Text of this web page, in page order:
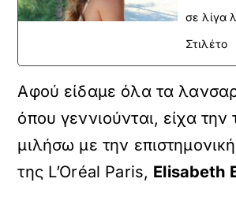
σε λίγα
Στιλέτο
Αφού είδαμε όλα τα
όπου γεννιούνται, είχα την
μιλήσω με την
της L’Oréal Paris, Elisabeth